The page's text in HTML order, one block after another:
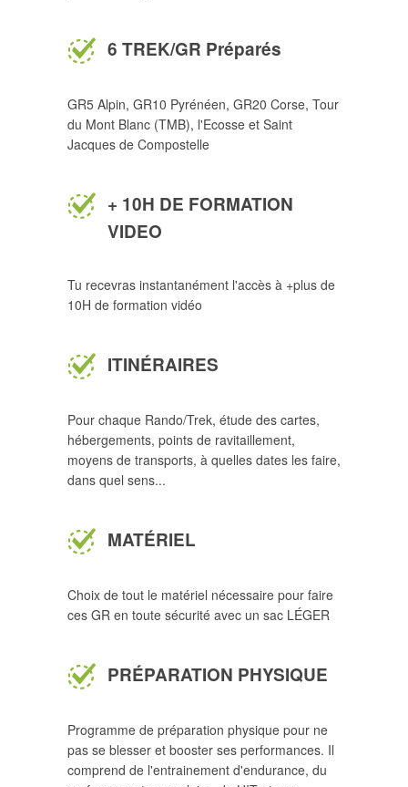
6 TREK/GR Préparés
GR5 Alpin, GR10 Pyrénéen, GR20 Corse, Tour
du Mont Blanc (TMB), l'Ecosse et Saint
Jacques de Compostelle
+ 10H DE FORMATION
VIDEO
Tu recevras instantanément l'accès à +plus de
10H de formation vidéo
ITINÉRAIRES
Pour chaque Rando/Trek, étude des cartes,
hébergements, points de ravitaillement,
moyens de transports, à quelles dates les faire,
dans quel sens...
MATÉRIEL
Choix de tout le matériel nécessaire pour faire
ces GR en toute sécurité avec un sac LÉGER
PRÉPARATION PHYSIQUE
Programme de préparation physique pour ne
pas se blesser et booster ses performances. Il
comprend de l'entrainement d'endurance, du